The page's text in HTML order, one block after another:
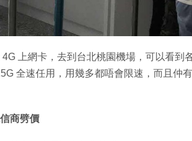
4G 上網卡，去到台北桃園機場，可以看到
全速任用，用幾多都唔會限速，而且仲
商劈價